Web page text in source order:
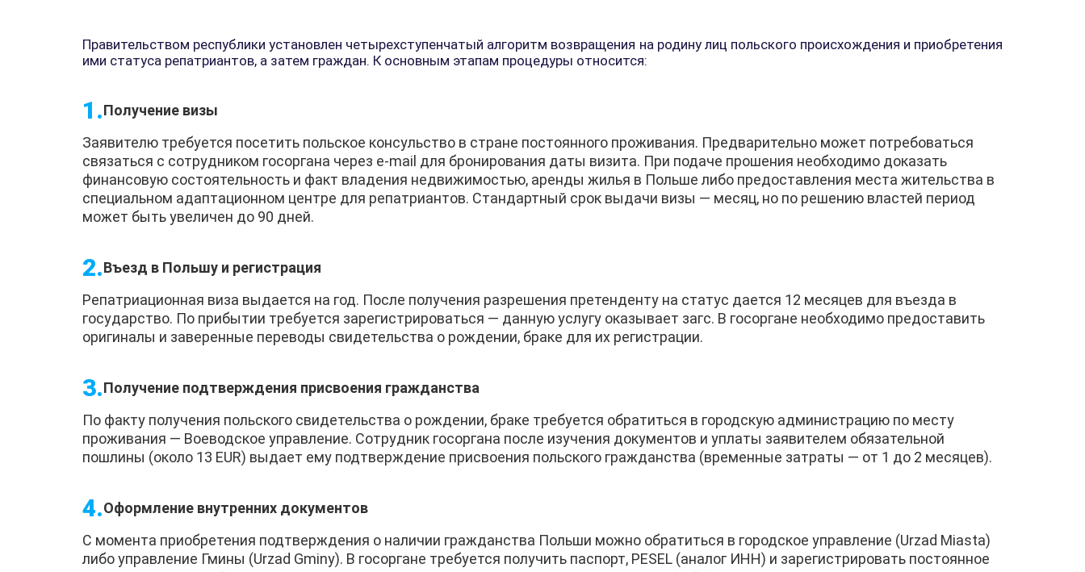
Правительством республики установлен четырехступенчатый алгоритм возвращения на родину лиц польского происхождения и приобретения
ими статуса репатриантов, а затем граждан. К основным этапам процедуры относится:
Получение визы
Заявителю требуется посетить польское консульство в стране постоянного проживания. Предварительно может потребоваться
связаться с сотрудником госоргана через e-mail для бронирования даты визита. При подаче прошения необходимо доказать
финансовую состоятельность и факт владения недвижимостью, аренды жилья в Польше либо предоставления места жительства в
специальном адаптационном центре для репатриантов. Стандартный срок выдачи визы — месяц, но по решению властей период
может быть увеличен до 90 дней.
Въезд в Польшу и регистрация
Репатриационная виза выдается на год. После получения разрешения претенденту на статус дается 12 месяцев для въезда в
государство. По прибытии требуется зарегистрироваться — данную услугу оказывает загс. В госоргане необходимо предоставить
оригиналы и заверенные переводы свидетельства о рождении, браке для их регистрации.
Получение подтверждения присвоения гражданства
По факту получения польского свидетельства о рождении, браке требуется обратиться в городскую администрацию по месту
проживания — Воеводское управление. Сотрудник госоргана после изучения документов и уплаты заявителем обязательной
пошлины (около 13 EUR) выдает ему подтверждение присвоения польского гражданства (временные затраты — от 1 до 2 месяцев).
Оформление внутренних документов
С момента приобретения подтверждения о наличии гражданства Польши можно обратиться в городское управление (Urzad Miasta)
либо управление Гмины (Urzad Gminy). В госоргане требуется получить паспорт, PESEL (аналог ИНН) и зарегистрировать постоянное